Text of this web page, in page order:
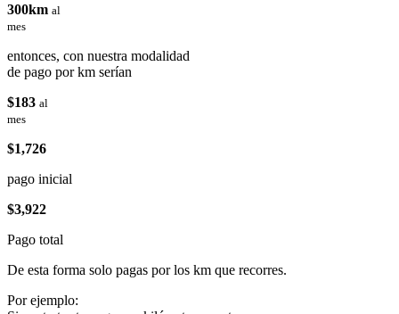
300km al
mes
entonces, con nuestra modalidad
de pago por km serían
$183 al
mes
$1,726
pago inicial
$3,922
Pago total
De esta forma solo pagas por los km que recorres.
Por ejemplo: